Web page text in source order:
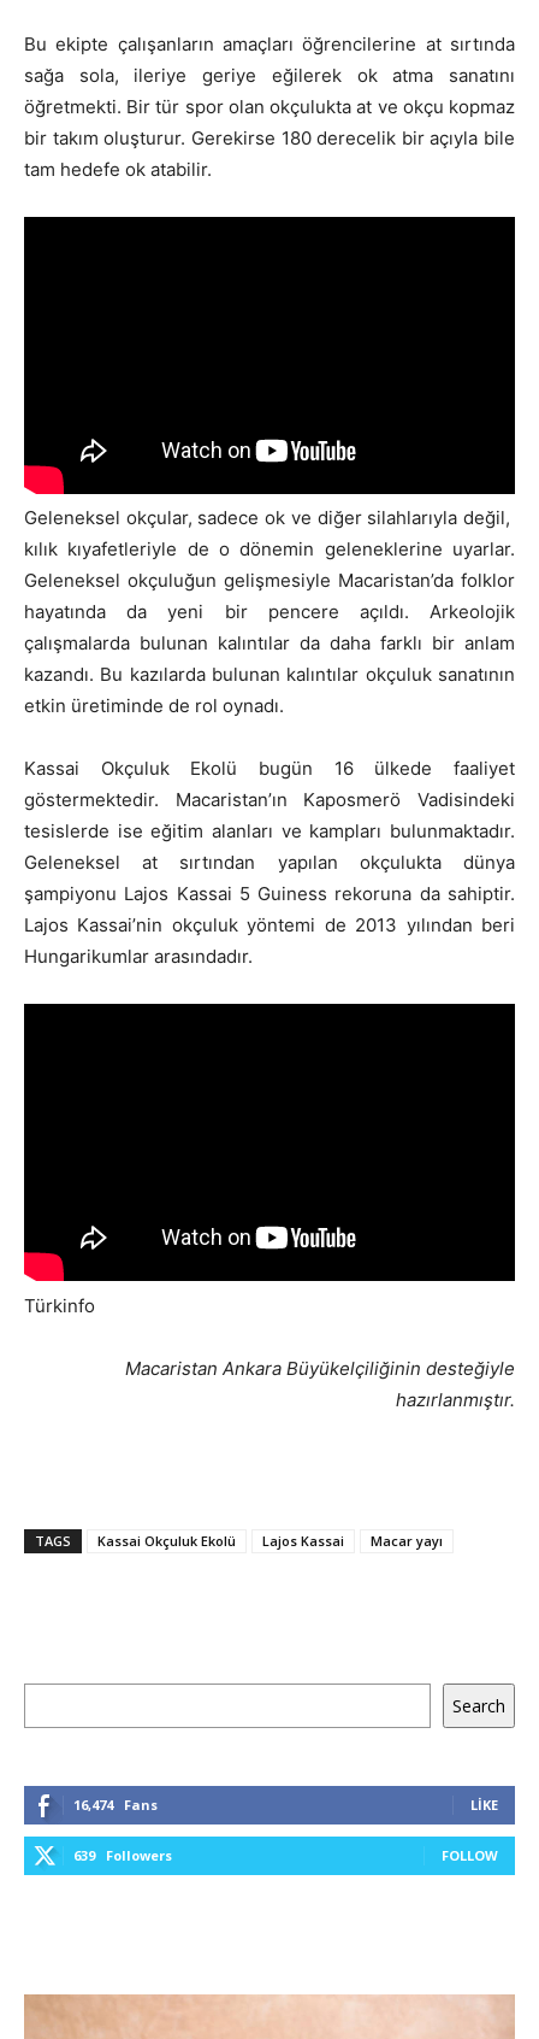
Bu ekipte çalışanların amaçları öğrencilerine at sırtında
sağa sola, ileriye geriye eğilerek ok atma sanatını
öğretmekti. Bir tür spor olan okçulukta at ve okçu kopmaz
bir takım oluşturur. Gerekirse 180 derecelik bir açıyla bile
tam hedefe ok atabilir.
Geleneksel okçular, sadece ok ve diğer silahlarıyla değil,
kılık kıyafetleriyle de o dönemin geleneklerine uyarlar.
Geleneksel okçuluğun gelişmesiyle Macaristan’da folklor
hayatında da yeni bir pencere açıldı. Arkeolojik
çalışmalarda bulunan kalıntılar da daha farklı bir anlam
kazandı. Bu kazılarda bulunan kalıntılar okçuluk sanatının
etkin üretiminde de rol oynadı.
Kassai Okçuluk Ekolü bugün 16 ülkede faaliyet
göstermektedir. Macaristan’ın Kaposmerö Vadisindeki
tesislerde ise eğitim alanları ve kampları bulunmaktadır.
Geleneksel at sırtından yapılan okçulukta dünya
şampiyonu Lajos Kassai 5 Guiness rekoruna da sahiptir.
Lajos Kassai’nin okçuluk yöntemi de 2013 yılından beri
Hungarikumlar arasındadır.
Türkinfo
Macaristan Ankara Büyükelçiliğinin desteğiyle
hazırlanmıştır.
TAGS Kassai Okçuluk Ekolü Lajos Kassai Macar yayı
Search
16,474 Fans LIKE
639 Followers FOLLOW